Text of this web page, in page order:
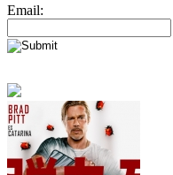
Email: